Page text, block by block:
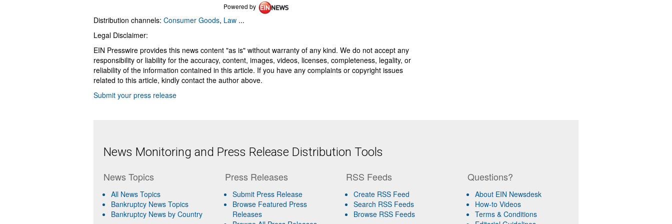
Powered by
Distribution channels: Consumer Goods, Law ...
Legal Disclaimer:
EIN Presswire provides this news content "as is" without warranty of any kind. We do not accept any
responsibility or liability for the accuracy, content, images, videos, licenses, completeness, legality, or
reliability of the information contained in this article. If you have any complaints or copyright issues
related to this article, kindly contact the author above.
Submit your press release
News Monitoring and Press Release Distribution Tools
News Topics
All News Topics
Bankruptcy News Topics
Bankruptcy News by Country
Press Releases
Submit Press Release
Browse Featured Press
Releases
RSS Feeds
Create RSS Feed
Search RSS Feeds
Browse RSS Feeds
Questions?
About EIN Newsdesk
How-to Videos
Terms & Conditions